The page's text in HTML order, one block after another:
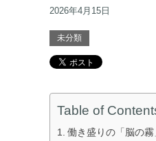
2026年4月15日
未分類
Table of
働き盛りの「脳の